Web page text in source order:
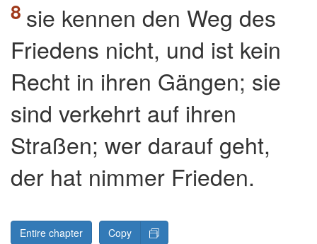
sie kennen den Weg des
Friedens nicht, und ist kein
Recht in ihren Gängen; sie
sind verkehrt auf ihren
Straßen; wer darauf geht,
der hat nimmer Frieden.
Entire chapter Copy